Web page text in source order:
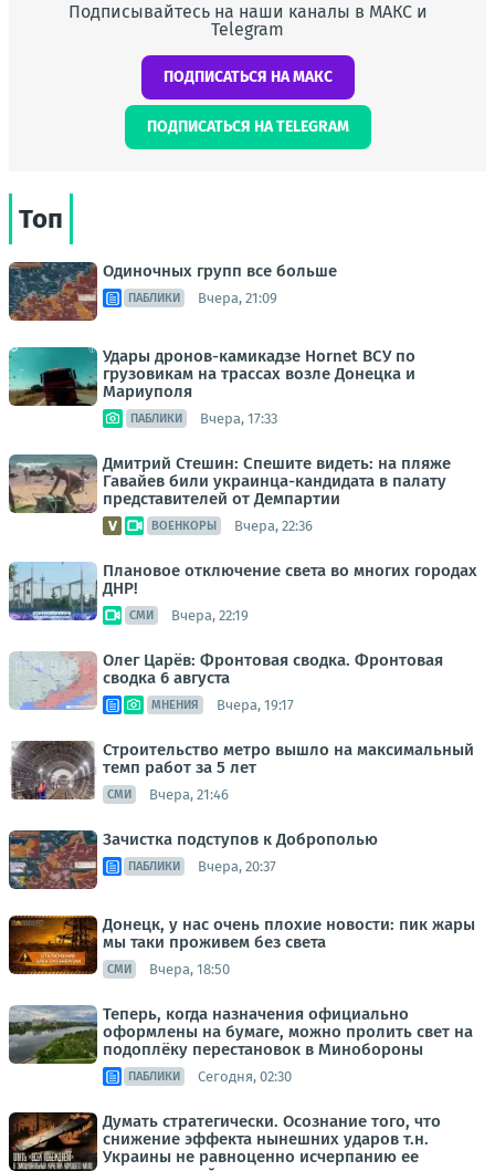
Подписывайтесь на наши каналы в МАКС и
Telegram
ПОДПИСАТЬСЯ НА МАКС
ПОДПИСАТЬСЯ НА TELEGRAM
Топ
Одиночных групп все больше
ПАБЛИКИ Вчера, 21:09
Удары дронов-камикадзе Hornet ВСУ по
грузовикам на трассах возле Донецка и
Мариуполя
ПАБЛИКИ Вчера, 17:33
Дмитрий Стешин: Спешите видеть: на пляже
Гавайев били украинца-кандидата в палату
представителей от Демпартии
ВОЕНКОРЫ Вчера, 22:36
Плановое отключение света во многих городах
ДНР!
СМИ Вчера, 22:19
Олег Царёв: Фронтовая сводка. Фронтовая
сводка 6 августа
МНЕНИЯ Вчера, 19:17
Строительство метро вышло на максимальный
темп работ за 5 лет
СМИ Вчера, 21:46
Зачистка подступов к Доброполью
ПАБЛИКИ Вчера, 20:37
Донецк, у нас очень плохие новости: пик жары
мы таки проживем без света
СМИ Вчера, 18:50
Теперь, когда назначения официально
оформлены на бумаге, можно пролить свет на
подоплёку перестановок в Минобороны
ПАБЛИКИ Сегодня, 02:30
Думать стратегически. Осознание того, что
снижение эффекта нынешних ударов т.н.
Украины не равноценно исчерпанию ее